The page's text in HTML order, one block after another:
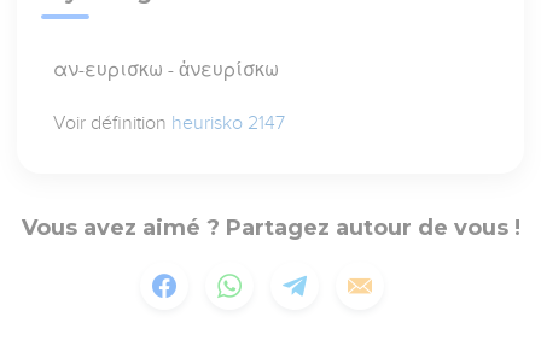
αν-ευρισκω - ἀνευρίσκω
Voir définition heurisko 2147
Vous avez aimé ? Partagez autour de vous !